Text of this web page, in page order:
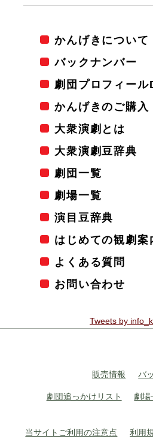
かんげきについて
バックナンバー
劇団プロフィール
かんげきのご購入
大衆演劇とは
大衆演劇豆辞典
劇団一覧
劇場一覧
演目豆辞典
はじめての観劇案
よくある質問
お問い合わせ
Tweets by
販売情報 バ
劇団追っかけリスト 劇場
当サイトご利用の注意点 利用